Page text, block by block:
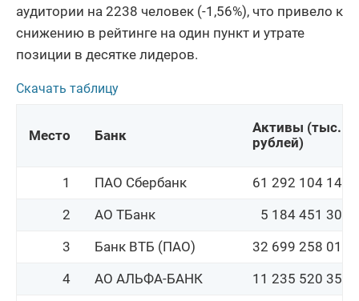
аудитории на 2238 человек (-1,56%), что привело к
снижению в рейтинге на один пункт и утрате
позиции в десятке лидеров.
Скачать таблицу
Место Банк
Активы (тыс.
рублей)
1 ПАО Сбербанк
61 292 104 143
2
АО ТБанк
5 184 451 301
3
Банк ВТБ (ПАО)
32 699 258 015
4
АО АЛЬФА-БАНК
11 235 520 353